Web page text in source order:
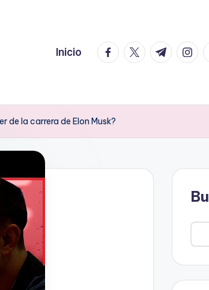
Inicio facebook.com
twitter.com
t.me
de la carrera de Elon Musk?